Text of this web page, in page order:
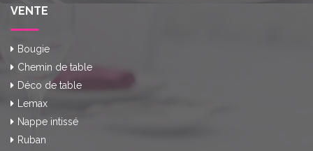
VENTE
Bougie
Chemin de table
Déco de table
Lemax
Nappe intissé
Ruban